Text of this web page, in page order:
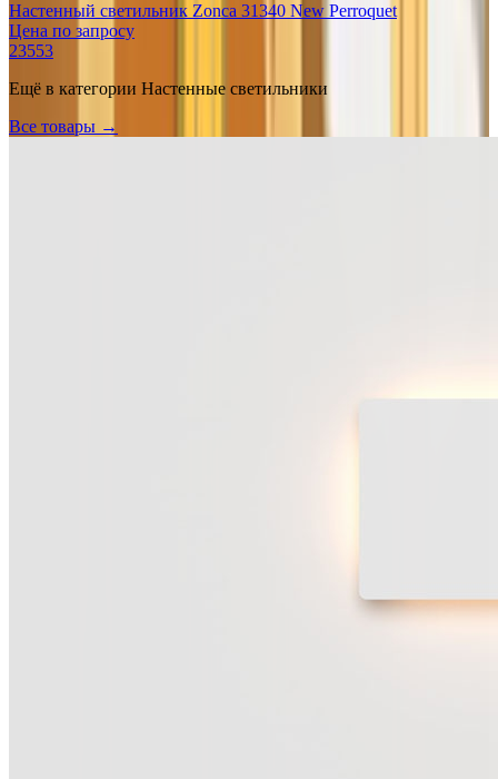
Настенный светильник Zonca 31340 New Perroquet
Цена по запросу
23553
Ещё в категории Настенные светильники
Все товары →